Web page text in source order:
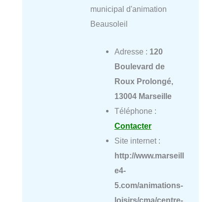
municipal d'animation
Beausoleil
Adresse : 120
Boulevard de
Roux Prolongé,
13004 Marseille
Téléphone :
Contacter
Site internet :
http://www.marseill
e4-
5.com/animations-
loisirs/cma/centre-